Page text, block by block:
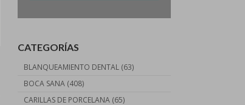
CATEGORÍAS
BLANQUEAMIENTO DENTAL(63)
BOCA SANA(408)
CARILLAS DE PORCELANA(65)